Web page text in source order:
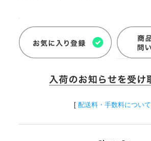
[ 配送料・手数料について